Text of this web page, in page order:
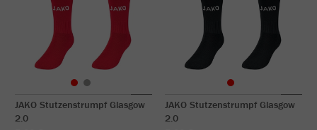
JAKO Stutzenstrumpf Glasgow
2.0
JAKO Stutzenstrumpf Glasgow
2.0